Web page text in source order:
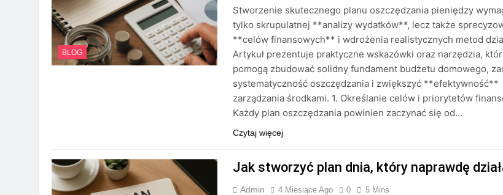
BLOG
Stworzenie skutecznego planu oszczędzania pieniędzy
tylko skrupulatnej **analizy wydatków**, lecz także
**celów finansowych** i wdrożenia realistycznych metod
Artykuł prezentuje praktyczne wskazówki oraz narzędzia,
pomogą zbudować solidny fundament budżetu domowego,
systematyczność oszczędzania i zwiększyć **efektywność**
zarządzania środkami. 1. Określanie celów i priorytetów
Każdy plan oszczędzania powinien zaczynać się od…
Czytaj więcej
Jak stworzyć plan dnia, który naprawdę
Admin 4 Miesiące Ago 0 5 Mins